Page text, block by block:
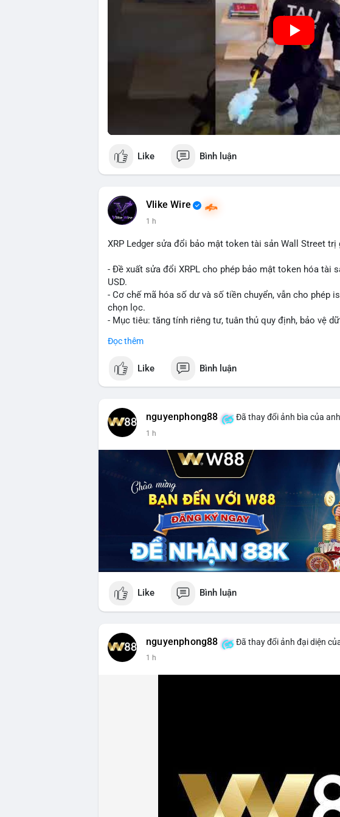
Like Bình luận
Vlike Wire
1 h
XRP Ledger sửa đổi bảo mật token tài sản Wall Street trị
- Đề xuất sửa đổi XRPL cho phép bảo mật token hóa tài
USD.
- Cơ chế mã hóa số dư và số tiền chuyển, vẫn cho phép
chọn lọc.
- Mục tiêu: tăng tính riêng tư, tuân thủ quy định, bảo vệ
$xrp
#vlikevn
📰 Nguồn: CoinDesk
Đọc thêm
Like Bình luận
nguyenphong88 Đã thay đổi ảnh bìa của
1 h
Like Bình luận
nguyenphong88 Đã thay đổi ảnh đại diện
1 h